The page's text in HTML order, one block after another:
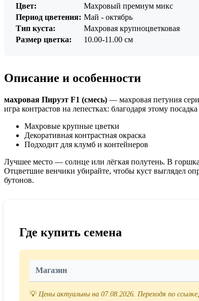
Цвет:
Махровый премиум микс
Период цветения: Май - октябрь
Тип куста:
Махровая крупноцветковая
Размер цветка:
10.00-11.00 см
Описание и особенности
махровая Пируэт F1 (смесь) — махровая петуния
игра контрастов на лепестках: благодаря этому
Махровые крупные цветки
Декоративная контрастная окраска
Подходит для клумб и контейнеров
Лучшее место — солнце или лёгкая полутень. В
Отцветшие венчики убирайте, чтобы куст выглядел
бутонов.
Где купить семена
Магазин
💡 Цены актуальны на 07.08.2026. Переходя по